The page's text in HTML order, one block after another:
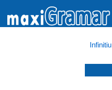
Infinitiu